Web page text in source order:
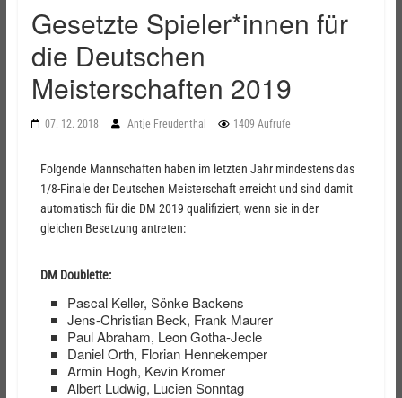
Gesetzte Spieler*innen für
die Deutschen
Meisterschaften 2019
07. 12. 2018 Antje Freudenthal 1409 Aufrufe
Folgende Mannschaften haben im letzten Jahr mindestens das
1/8-Finale der Deutschen Meisterschaft erreicht und sind damit
automatisch für die DM 2019 qualifiziert, wenn sie in der
gleichen Besetzung antreten:
DM Doublette:
Pascal Keller, Sönke Backens
Jens-Christian Beck, Frank Maurer
Paul Abraham, Leon Gotha-Jecle
Daniel Orth, Florian Hennekemper
Armin Hogh, Kevin Kromer
Albert Ludwig, Lucien Sonntag